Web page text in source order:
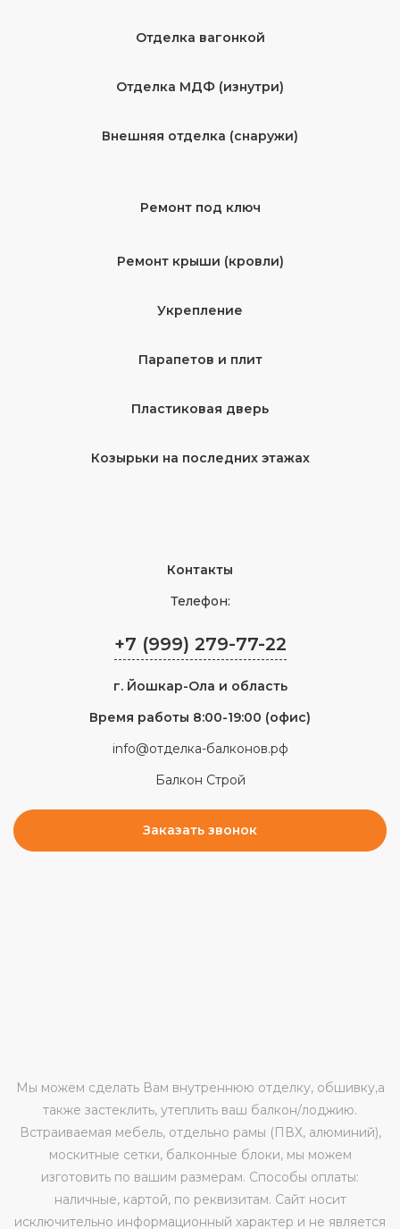
Отделка вагонкой
Отделка МДФ (изнутри)
Внешняя отделка (снаружи)
Ремонт под ключ
Ремонт крыши (кровли)
Укрепление
Парапетов и плит
Пластиковая дверь
Козырьки на последних этажах
Контакты
Телефон:
+7 (999) 279-77-22
г. Йошкар-Ола и область
Время работы 8:00-19:00 (офис)
info@отделка-балконов.рф
Балкон Строй
Заказать звонок
Мы можем сделать Вам внутреннюю отделку, обшивку,а
также застеклить, утеплить ваш балкон/лоджию.
Встраиваемая мебель, отдельно рамы (ПВХ, алюминий),
москитные сетки, балконные блоки, мы можем
изготовить по вашим размерам. Способы оплаты:
наличные, картой, по реквизитам. Сайт носит
исключительно информационный характер и не является